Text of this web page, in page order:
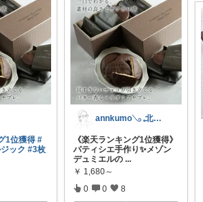
1位獲得 #
ック #3枚
annkumo𓂅 𓈒北欧ゆるミニマル
《楽天ランキング1位獲得》
パティシエ手作り✨メゾン
デュミエルの ...
￥ 1,680～
0 0 8